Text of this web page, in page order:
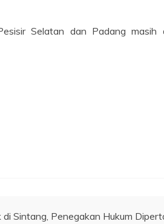
Selatan dan Padang masih
di Sintang, Penegakan Hukum